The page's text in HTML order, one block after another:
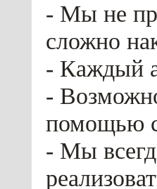
- Мы не
сложно
- Каждый
-
помощью
- Мы